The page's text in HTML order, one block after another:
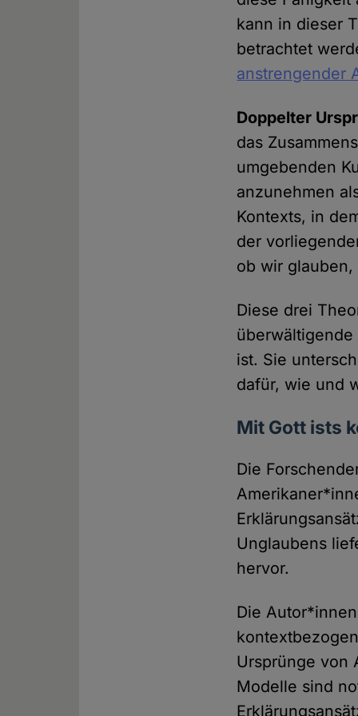
kann in dieser
betrachtet
anstrengender
Doppelter
das
umgebenden
anzunehmen
Kontexts, in
der
ob wir
Diese drei
ist. Sie
dafür, wie und
Mit Gott ists
Die
Unglaubens
hervor.
Die
Ursprünge von
Modelle sind